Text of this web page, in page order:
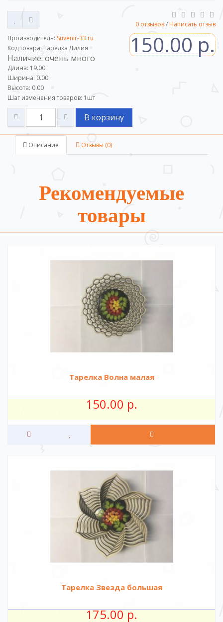
0 отзывов/ Написать отзыв
Производитель: Suvenir-33.ru
Код товара: Тарелка Лилия
Наличие: очень много
Длина: 19.00
Ширина: 0.00
Высота: 0.00
Шаг изменения товаров: 1 шт
150.00 р.
В корзину
Описание Отзывы (0)
Рекомендуемые
товары
Тарелка Волна малая
150.00 р.
Тарелка Звезда большая
175.00 р.